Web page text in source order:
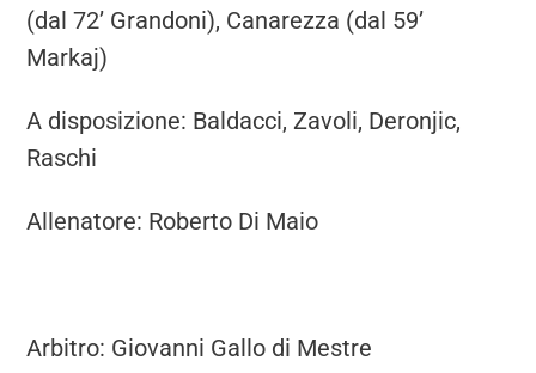
(dal 72’ Grandoni), Canarezza (dal 59’
Markaj)
A disposizione: Baldacci, Zavoli, Deronjic,
Raschi
Allenatore: Roberto Di Maio
Arbitro: Giovanni Gallo di Mestre